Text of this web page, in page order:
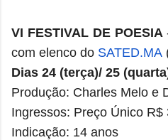
VI FESTIVAL DE POESIA
com elenco do SATED.MA
Dias 24 (terça)/ 25
Produção: Charles Melo e
Ingressos: Preço Único R$
Indicação: 14 anos